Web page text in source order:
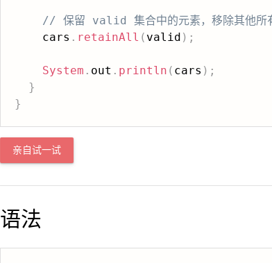
// 保留 valid 集合中的元素，移除其他所
    cars
. retainAll ( valid ) ;
System . out . println ( cars ) ;
}
}
亲自试一试
语法